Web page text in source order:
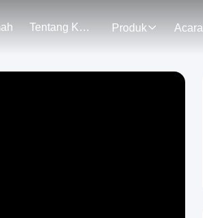
Tentang Kami Produk Acara